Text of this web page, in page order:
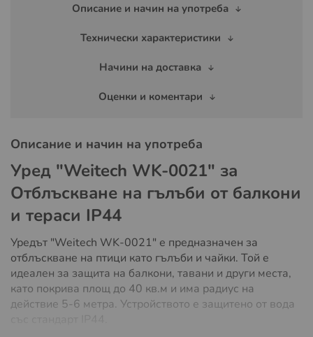
Описание и начин на употреба
Технически характеристики
Начини на доставка
Оценки и коментари
Описание и начин на употреба
Уред "Weitech WK-0021" за
Отблъскване на гълъби от балкони
и тераси IP44
Уредът "Weitech WK-0021" е предназначен за
отблъскване на птици като гълъби и чайки. Той е
идеален за защита на балкони, тавани и други места,
като покрива площ до 40 кв.м и има радиус на
действие 5-6 метра. Устройството е защитено от вода